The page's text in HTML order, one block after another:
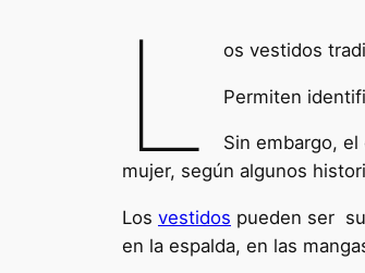
L os vestidos
Permiten
Sin embargo,
mujer, según algunos
Los vestidos pueden ser
en la espalda, en las